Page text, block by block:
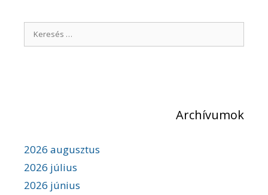
e
Archívumok
2026 augusztus
2026 július
2026 június